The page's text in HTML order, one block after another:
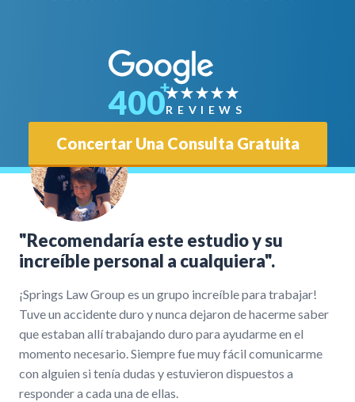
Concertar Una Consulta Gratuita
400REVIEWS
"Recomendaría este estudio y su
increíble personal a cualquiera".
¡Springs Law Group es un grupo increíble para trabajar!
Tuve un accidente duro y nunca dejaron de hacerme saber
que estaban allí trabajando duro para ayudarme en el
momento necesario. Siempre fue muy fácil comunicarme
con alguien si tenía dudas y estuvieron dispuestos a
responder a cada una de ellas.